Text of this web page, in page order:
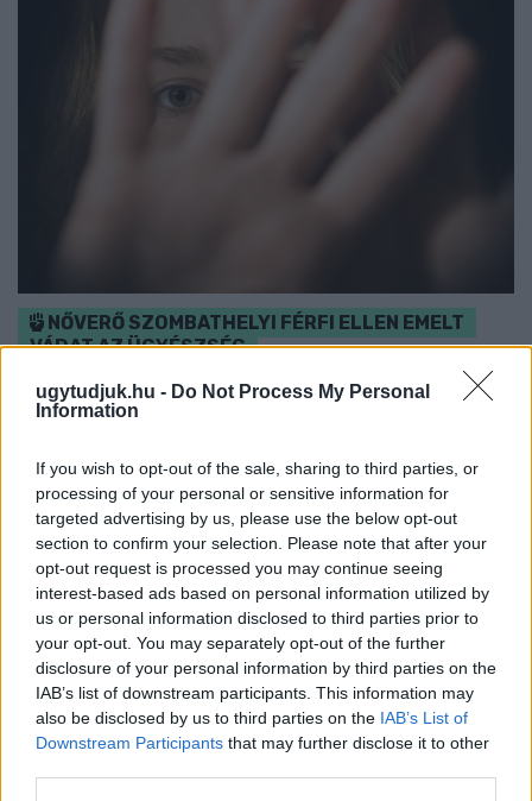
ugytudjuk.hu - Do Not Process My Personal
Information
If you wish to opt-out of the sale, sharing to third parties, or
processing of your personal or sensitive information for
targeted advertising by us, please use the below opt-out
section to confirm your selection. Please note that after your
opt-out request is processed you may continue seeing
interest-based ads based on personal information utilized by
us or personal information disclosed to third parties prior to
your opt-out. You may separately opt-out of the further
disclosure of your personal information by third parties on the
IAB’s list of downstream participants. This information may
also be disclosed by us to third parties on the IAB’s List of
Downstream Participants that may further disclose it to other
NŐVERŐ SZOMBATHELYI FÉRFI ELLEN EMELT
VÁDAT AZ ÜGYÉSZSÉG
A férfi a nyílt utcán kezdte verni áldozatát.